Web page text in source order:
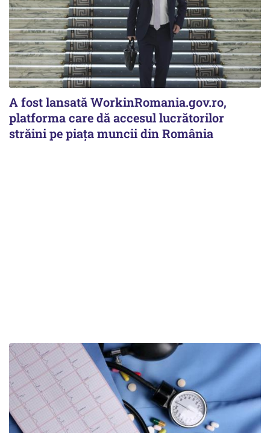
A fost lansată WorkinRomania.gov.ro,
platforma care dă accesul lucrătorilor
străini pe piața muncii din România